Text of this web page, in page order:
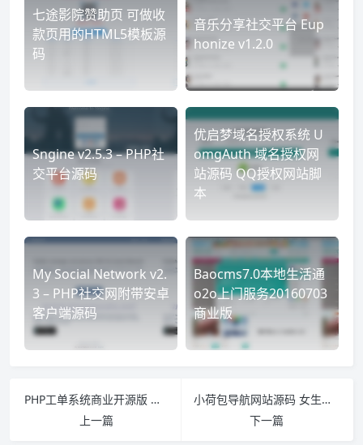
七途影院赞助页 可做收
款页用的HTML5模板源
码
音乐分享社交平台 Eup
honize v1.2.0
Sngine v2.5.3 – PHP社
交平台源码
优启梦域名授权系统 U
omgAuth 域名授权网
站源码 QQ授权网站脚
本
My Social Network v2.
3 – PHP社交网附带安卓
客户端源码
Baocms7.0本地生活通
o2o上门服务20160703
商业版
PHP工单系统商业开源版 用户中心+客服团队+短信通知+邮件通知
上一篇
小荷包导航网站源码 女生上网首页导航HTML源码 上传即用纯净版
下一篇